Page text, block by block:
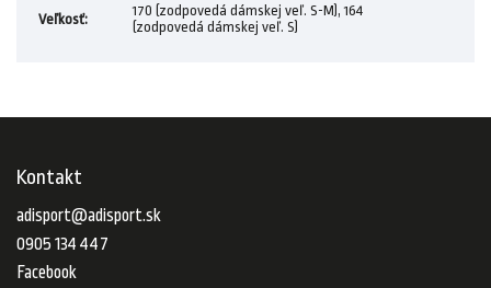
Veľkosť:
170 (zodpovedá dámskej veľ. S-M), 164
(zodpovedá dámskej veľ. S)
Kontakt
adisport@adisport.sk
0905 134 447
Facebook